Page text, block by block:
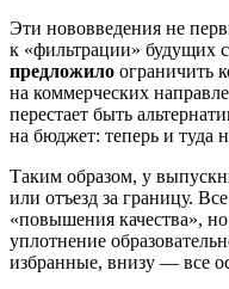
Эти нововведения не
к «фильтрации» будущих
предложило ограничить
на коммерческих
перестает быть
на бюджет: теперь и туда
Таким образом, у
или отъезд за границу.
«повышения качества»,
уплотнение
избранные, внизу — все